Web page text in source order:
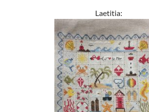
Laetitia: